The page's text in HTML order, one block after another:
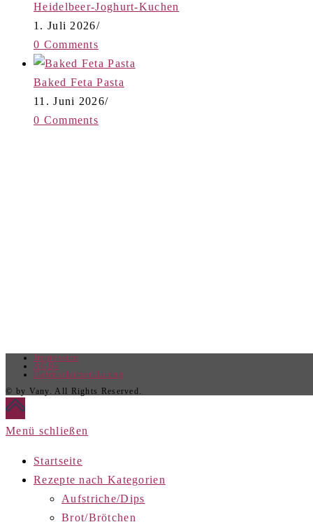
Heidelbeer-Joghurt-Kuchen
1. Juli 2026/
0 Comments
Baked Feta Pasta
11. Juni 2026/
0 Comments
Impressum
AGBs
Datenschutzerklärung
© by Vany. All Rights Reserved.
Menü schließen
Startseite
Rezepte nach Kategorien
Aufstriche/Dips
Brot/Brötchen